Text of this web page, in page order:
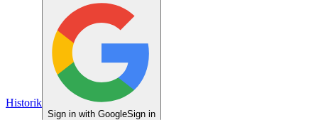
Historik
Sign in with GoogleSign in